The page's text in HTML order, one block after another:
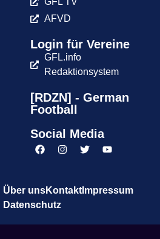
AFVD
Login für Vereine
GFL.info
Redaktionsystem
[RDZN] - German
Football
Social Media
Über unsKontaktImpressum
Datenschutz